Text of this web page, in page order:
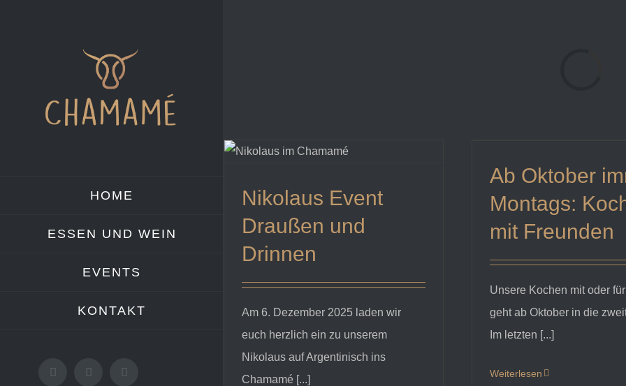
HOME
ESSEN UND WEIN
EVENTS
KONTAKT
FacebookInstagram
E-
Nikolaus Event
Draußen und
Drinnen
Am 6. Dezember 2025 laden wir
euch herzlich ein zu unserem
Nikolaus auf Argentinisch ins
Chamamé [...]
Ab Oktober
Montags:
mit Freunden
Unsere Kochen mit oder
geht ab Oktober in die
Im letzten [...]
Weiterlesen